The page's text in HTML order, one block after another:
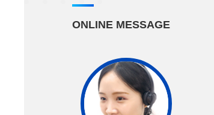
ONLINE MESSAGE